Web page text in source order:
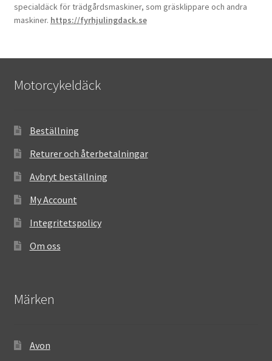
specialdäck för trädgårdsmaskiner, som gräsklippare och andra
maskiner. https://fyrhjulingdack.se
Motorcykeldäck
Beställning
Returer och återbetalningar
Avbryt beställning
My Account
Integritetspolicy
Om oss
Märken
Avon